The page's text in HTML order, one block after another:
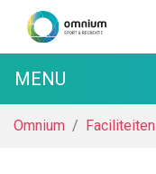
MENU
Omnium Faciliteiten